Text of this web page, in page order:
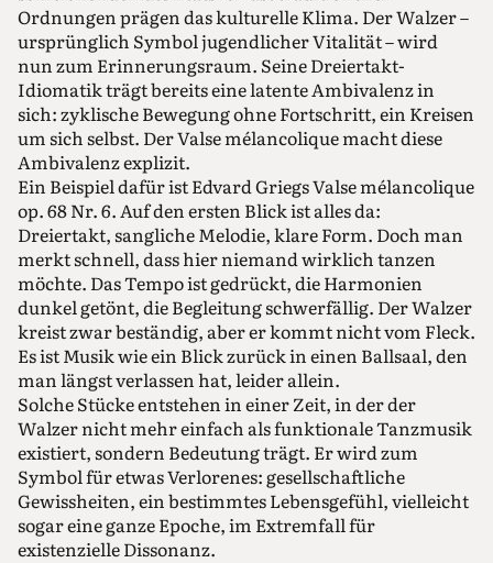
Ordnungen prägen das kulturelle Klima. Der Walzer –
ursprünglich Symbol jugendlicher Vitalität – wird
nun zum Erinnerungsraum. Seine Dreiertakt-
Idiomatik trägt bereits eine latente Ambivalenz in
sich: zyklische Bewegung ohne Fortschritt, ein Kreisen
um sich selbst. Der Valse mélancolique macht diese
Ambivalenz explizit.
Ein Beispiel dafür ist Edvard Griegs Valse mélancolique
op. 68 Nr. 6. Auf den ersten Blick ist alles da:
Dreiertakt, sangliche Melodie, klare Form. Doch man
merkt schnell, dass hier niemand wirklich tanzen
möchte. Das Tempo ist gedrückt, die Harmonien
dunkel getönt, die Begleitung schwerfällig. Der Walzer
kreist zwar beständig, aber er kommt nicht vom Fleck.
Es ist Musik wie ein Blick zurück in einen Ballsaal, den
man längst verlassen hat, leider allein.
Solche Stücke entstehen in einer Zeit, in der der
Walzer nicht mehr einfach als funktionale Tanzmusik
existiert, sondern Bedeutung trägt. Er wird zum
Symbol für etwas Verlorenes: gesellschaftliche
Gewissheiten, ein bestimmtes Lebensgefühl, vielleicht
sogar eine ganze Epoche, im Extremfall für
existenzielle Dissonanz.